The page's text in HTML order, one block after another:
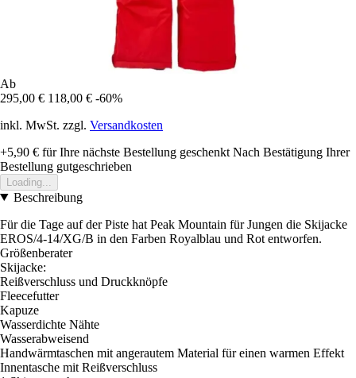
Ab
295,00 € 118,00 € -60%
inkl. MwSt. zzgl. Versandkosten
+5,90 € für Ihre nächste Bestellung geschenkt Nach Bestätigung Ihrer
Bestellung gutgeschrieben
Loading...
Beschreibung
Für die Tage auf der Piste hat Peak Mountain für Jungen die Skijacke
EROS/4-14/XG/B in den Farben Royalblau und Rot entworfen.
Größenberater
Skijacke:
Reißverschluss und Druckknöpfe
Fleecefutter
Kapuze
Wasserdichte Nähte
Wasserabweisend
Handwärmtaschen mit angerautem Material für einen warmen Effekt
Innentasche mit Reißverschluss